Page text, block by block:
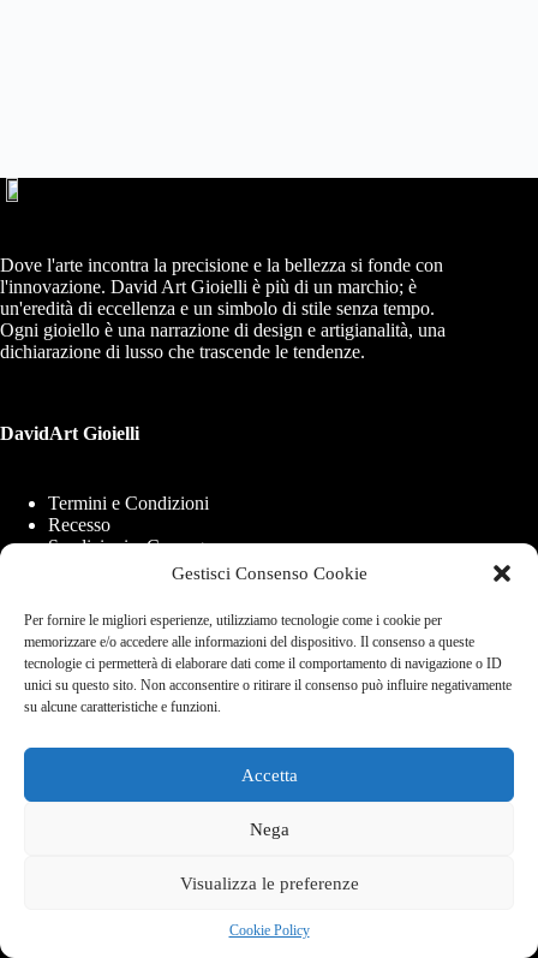
Gestisci Consenso Cookie
Per fornire le migliori esperienze, utilizziamo tecnologie come i cookie per
memorizzare e/o accedere alle informazioni del dispositivo. Il consenso a queste
tecnologie ci permetterà di elaborare dati come il comportamento di navigazione o ID
unici su questo sito. Non acconsentire o ritirare il consenso può influire negativamente
su alcune caratteristiche e funzioni.
Accetta
Nega
Visualizza le preferenze
Cookie Policy
Dove l'arte incontra la precisione e la bellezza si fonde con
l'innovazione. David Art Gioielli è più di un marchio; è
un'eredità di eccellenza e un simbolo di stile senza tempo.
Ogni gioiello è una narrazione di design e artigianalità, una
dichiarazione di lusso che trascende le tendenze.
DavidArt Gioielli
Termini e Condizioni
Recesso
Spedizioni e Consegne
Modalità di Pagamento
DavidArt di Ambrosio Saverio
Via Carlo de Marco 21b, 80137 - Napoli
P.iva 09865821210
info@davidartgioeilli.com
Copyright © 2026 - Realizzato con ❤️ a Napoli per il mondo